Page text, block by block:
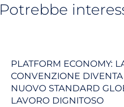
Potrebbe
PLATFORM ECONOMY:
CONVENZIONE
NUOVO STANDARD
LAVORO DIGNITOSO